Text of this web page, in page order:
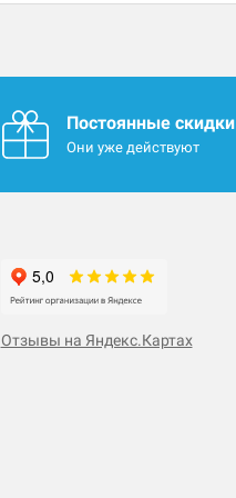
Постоянные скидки
Они уже действуют
Отзывы на Яндекс.Картах